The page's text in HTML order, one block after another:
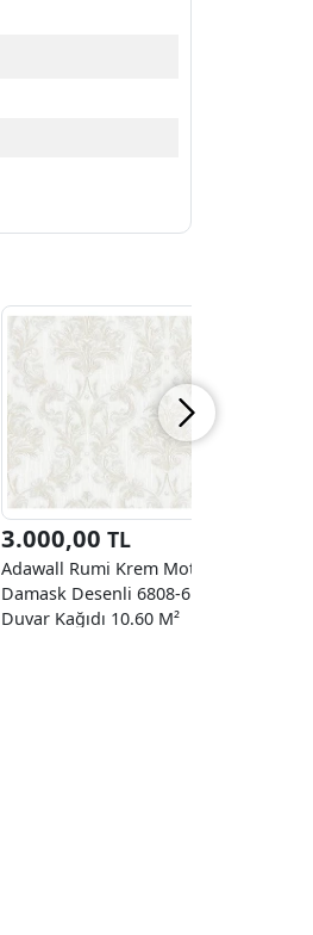
3.000,00 TL
Adawall Rumi Krem Motifli
Damask Desenli 6808-6
Duvar Kağıdı 10.60 M²